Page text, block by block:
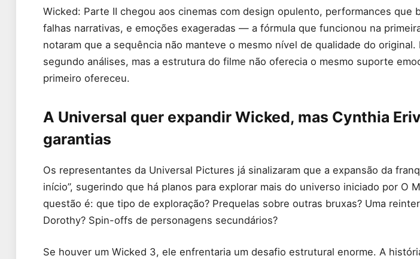
Wicked: Parte II chegou aos cinemas com design opulento, performances que
falhas narrativas, e emoções exageradas — a fórmula que funcionou na
notaram que a sequência não manteve o mesmo nível de qualidade do original.
segundo análises, mas a estrutura do filme não oferecia o mesmo suporte
primeiro ofereceu.
A Universal quer expandir Wicked, mas Cynthia
garantias
Os representantes da Universal Pictures já sinalizaram que a expansão da
início”, sugerindo que há planos para explorar mais do universo iniciado por O
questão é: que tipo de exploração? Prequelas sobre outras bruxas? Uma
Dorothy? Spin-offs de personagens secundários?
Se houver um Wicked 3, ele enfrentaria um desafio estrutural enorme. A